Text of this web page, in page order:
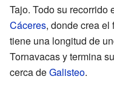
Tajo. Todo su recorrido
Cáceres, donde crea el
tiene una longitud de
Tornavacas y termina
cerca deGalisteo.